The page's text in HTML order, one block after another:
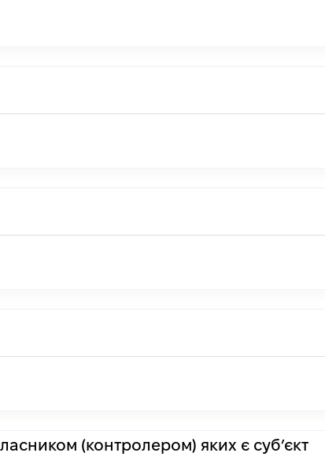
(контролером) яких є суб’єкт